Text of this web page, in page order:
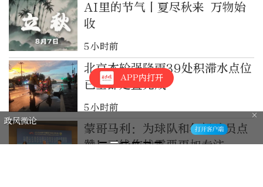
AI里的节气丨夏尽秋来 万物始
收
5小时前
北京本轮强降雨39处积滞水点位
已全部处置完成
5小时前
蒙哥马利：为球队和年轻球员点
赞！三线作战需要更加专注
APP内打开
读过的书，终于成了脚下的路｜小拾
光